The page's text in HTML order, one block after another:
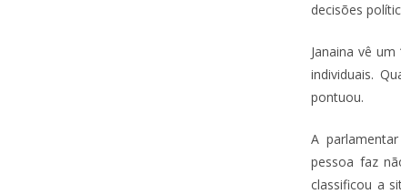
decisões
Janaina vê
individuais.
pontuou.
A
pessoa faz
classificou a